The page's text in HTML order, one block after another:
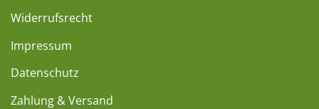
Widerrufsrecht
Impressum
Datenschutz
Zahlung & Versand